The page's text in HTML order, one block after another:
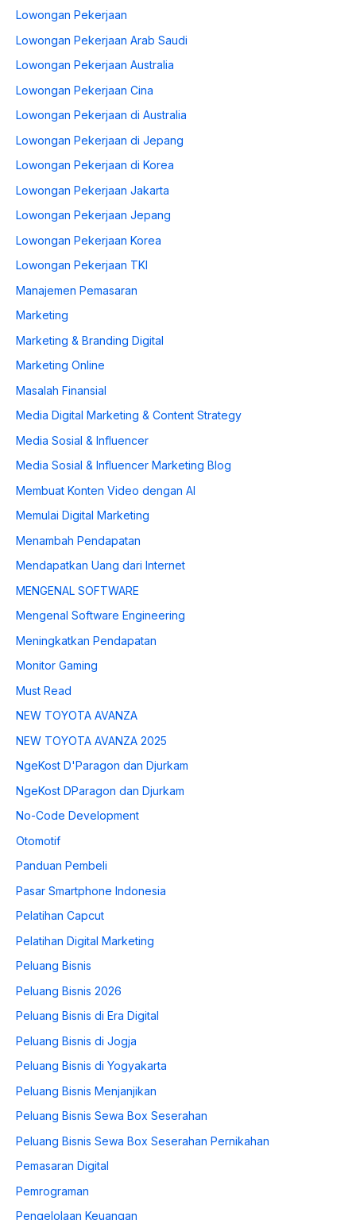
Lowongan Pekerjaan
Lowongan Pekerjaan Arab Saudi
Lowongan Pekerjaan Australia
Lowongan Pekerjaan Cina
Lowongan Pekerjaan di Australia
Lowongan Pekerjaan di Jepang
Lowongan Pekerjaan di Korea
Lowongan Pekerjaan Jakarta
Lowongan Pekerjaan Jepang
Lowongan Pekerjaan Korea
Lowongan Pekerjaan TKI
Manajemen Pemasaran
Marketing
Marketing & Branding Digital
Marketing Online
Masalah Finansial
Media Digital Marketing & Content Strategy
Media Sosial & Influencer
Media Sosial & Influencer Marketing Blog
Membuat Konten Video dengan AI
Memulai Digital Marketing
Menambah Pendapatan
Mendapatkan Uang dari Internet
MENGENAL SOFTWARE
Mengenal Software Engineering
Meningkatkan Pendapatan
Monitor Gaming
Must Read
NEW TOYOTA AVANZA
NEW TOYOTA AVANZA 2025
NgeKost D'Paragon dan Djurkam
NgeKost DParagon dan Djurkam
No-Code Development
Otomotif
Panduan Pembeli
Pasar Smartphone Indonesia
Pelatihan Capcut
Pelatihan Digital Marketing
Peluang Bisnis
Peluang Bisnis 2026
Peluang Bisnis di Era Digital
Peluang Bisnis di Jogja
Peluang Bisnis di Yogyakarta
Peluang Bisnis Menjanjikan
Peluang Bisnis Sewa Box Seserahan
Peluang Bisnis Sewa Box Seserahan Pernikahan
Pemasaran Digital
Pemrograman
Pengelolaan Keuangan